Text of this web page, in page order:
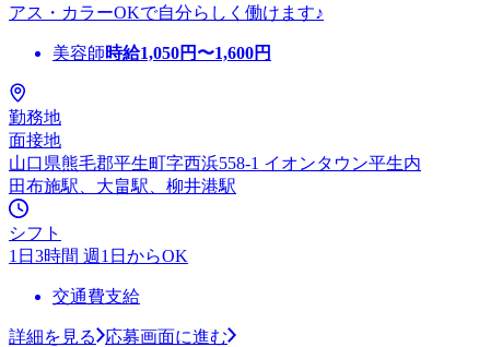
アス・カラーOKで自分らしく働けます♪
美容師時給1,050円〜1,600円
勤務地
面接地
山口県熊毛郡平生町字西浜558-1 イオンタウン平生内
田布施駅、大畠駅、柳井港駅
シフト
1日3時間 週1日からOK
交通費支給
詳細を見る
応募画面に進む